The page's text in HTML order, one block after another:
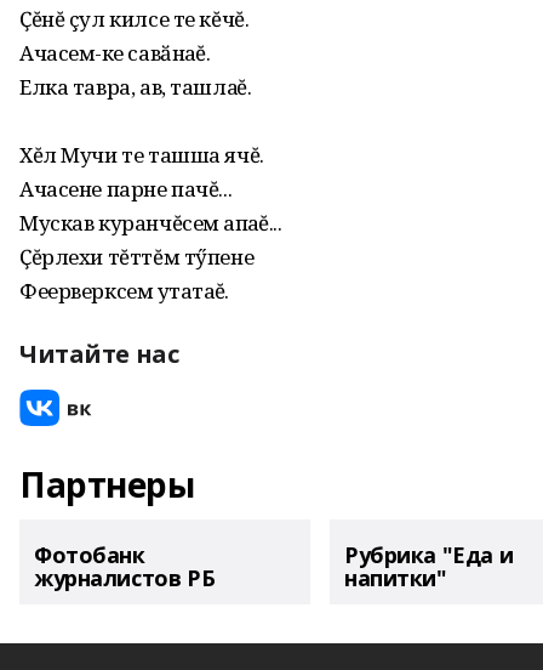
Ҫĕнĕ çул килсе те кĕчĕ.
Ачасем-ҫке савӑнаҫҫĕ.
Елка тавра, ав, ташлаҫҫĕ.
Хĕл Мучи те ташша ячĕ.
Ачасене парне пачĕ...
Мускав куранчĕсем ҫапаҫҫĕ...
Ҫĕрлехи тĕттĕм тӳпене
Феерверксем ҫутатаҫҫĕ.
Читайте нас
Партнеры
Фотобанк
журналистов РБ
Рубрика "Еда и
напитки"